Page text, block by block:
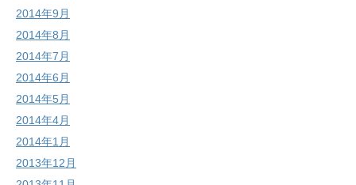
2014年9月
2014年8月
2014年7月
2014年6月
2014年5月
2014年4月
2014年1月
2013年12月